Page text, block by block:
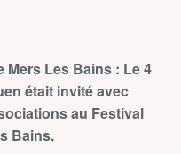
Mers Les Bains : Le 4
était invité avec
au Festival
Bains.